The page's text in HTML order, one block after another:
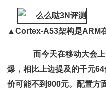
▲ Cortex-A53架构是ARM
而今天在移动大会上
爆，相比上边提及的千元64
价可能不到900元。配置方